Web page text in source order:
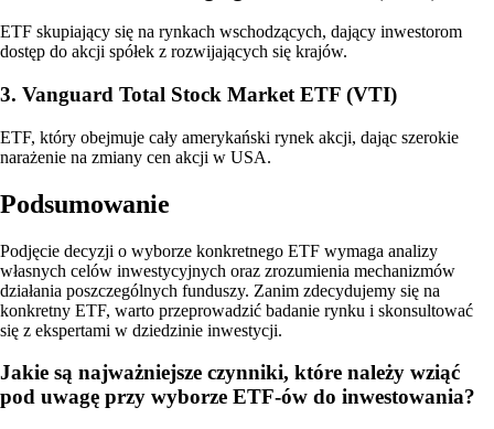
ETF skupiający się na rynkach wschodzących, dający inwestorom
dostęp do akcji spółek z rozwijających się krajów.
3. Vanguard Total Stock Market ETF (VTI)
ETF, który obejmuje cały amerykański rynek akcji, dając szerokie
narażenie na zmiany cen akcji w USA.
Podsumowanie
Podjęcie decyzji o wyborze konkretnego ETF wymaga analizy
własnych celów inwestycyjnych oraz zrozumienia mechanizmów
działania poszczególnych funduszy. Zanim zdecydujemy się na
konkretny ETF, warto przeprowadzić badanie rynku i skonsultować
się z ekspertami w dziedzinie inwestycji.
Jakie są najważniejsze czynniki, które należy wziąć
pod uwagę przy wyborze ETF-ów do inwestowania?